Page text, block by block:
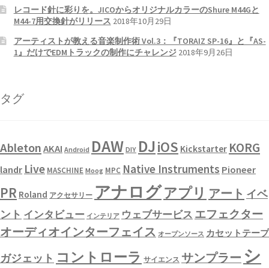
レコード針に彩りを。JICOからオリジナルカラーのShure M44Gと
M44-7用交換針がリリース 2018年10月29日
アーティストが教える音楽制作術 Vol.3：『TORAIZ SP-16』と『AS-
1』だけでEDMトラックの制作にチャレンジ 2018年9月26日
タグ
AbletonAKAI Android DAW DIY DJiOS Kickstarter KORG
landr Live MASCHINE Moog MPC Native Instruments Pioneer
PR Roland アクセサリー アナログアプリ アート イベ
ント インタビュー インテリア ウェブサービス エフェクター
オーディオインターフェイス オープンソース カセットテープ
ガジェット コントローラ サイエンス サンプラー シ